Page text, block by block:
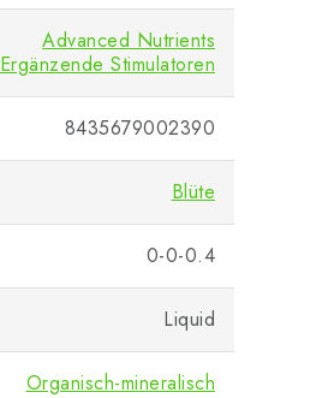
Advanced Nutrients
Ergänzende Stimulatoren
8435679002390
Blüte
0-0-0.4
Liquid
Organisch-mineralisch